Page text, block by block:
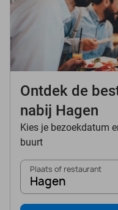
Ontdek de
nabij Hagen
Kies je bezoekdatum
buurt
Plaats of restaurant
Hagen